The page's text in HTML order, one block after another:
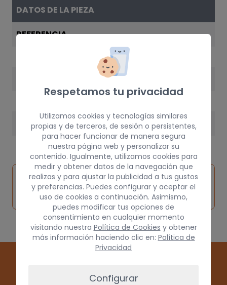
DATOS DE LA PIEZA
REFERENCIA
PESO
Inspeccionar
vehículo de
origen
Solicitar
pieza
Consultar
por
Respetamos tu privacidad
Utilizamos cookies y tecnologías similares
propias y de terceros, de sesión o persistentes,
para hacer funcionar de manera segura
nuestra página web y personalizar su
contenido. Igualmente, utilizamos cookies para
medir y obtener datos de la navegación que
realizas y para ajustar la publicidad a tus gustos
y preferencias. Puedes configurar y aceptar el
uso de cookies a continuación. Asimismo,
puedes modificar tus opciones de
consentimiento en cualquier momento
visitando nuestra Política de Cookies y obtener
más información haciendo clic en: Política de
Privacidad
Configurar